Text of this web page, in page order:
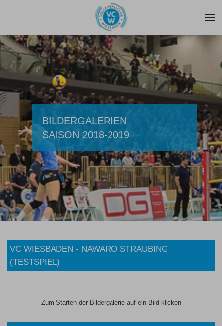
Zum Hauptinhalt springen
BILDERGALERIEN
SAISON 2018-2019
VC WIESBADEN - NAWARO STRAUBING
(TESTSPIEL)
Zum Starten der Bildergalerie auf ein Bild klicken